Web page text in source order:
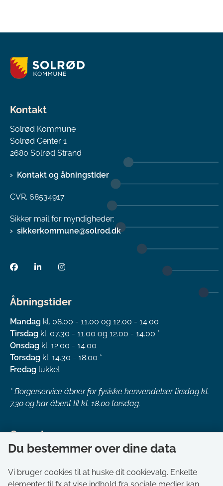
Kontakt
Solrød Kommune
Solrød Center 1
2680 Solrød Strand
Kontakt og åbningstider
CVR. 68534917
Sikker mail for myndigheder:
sikkerkommune@solrod.dk
Åbningstider
Mandag kl. 08.00 - 11.00 og 12.00 - 14.00
Tirsdag kl. 07.30 - 11.00 og 12.00 - 14.00 *
Onsdag kl. 12.00 - 14.00
Torsdag kl. 14.30 - 18.00 *
Fredag lukket
* Borgerservice åbner for fysiske henvendelser tirsdag kl.
7.30 og har åbent til kl. 18.00 torsdag.
Genveje
Om kommunen
Aktuelt
Du bestemmer over dine data
Vi bruger cookies til at huske dit cookievalg. Enkelte